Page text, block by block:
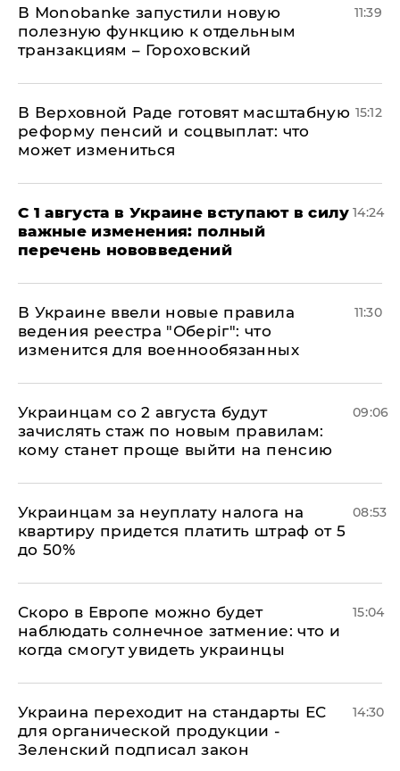
В Мonobankе запустили новую
полезную функцию к отдельным
транзакциям – Гороховский
11:39
В Верховной Раде готовят масштабную
реформу пенсий и соцвыплат: что
может измениться
15:12
С 1 августа в Украине вступают в силу
важные изменения: полный
перечень нововведений
14:24
В Украине ввели новые правила
ведения реестра "Оберіг": что
изменится для военнообязанных
11:30
Украинцам со 2 августа будут
зачислять стаж по новым правилам:
кому станет проще выйти на пенсию
09:06
Украинцам за неуплату налога на
квартиру придется платить штраф от 5
до 50%
08:53
Скоро в Европе можно будет
наблюдать солнечное затмение: что и
когда смогут увидеть украинцы
15:04
Украина переходит на стандарты ЕС
для органической продукции -
Зеленский подписал закон
14:30